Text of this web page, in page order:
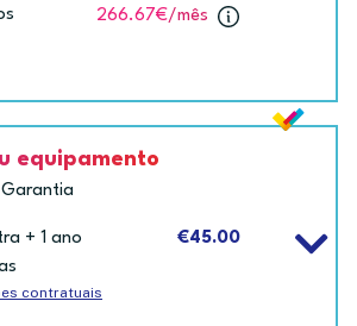
266.67€/mês
equipamento
+ 1 ano
€45.00
contratuais